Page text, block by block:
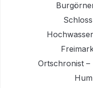
Ortschronist